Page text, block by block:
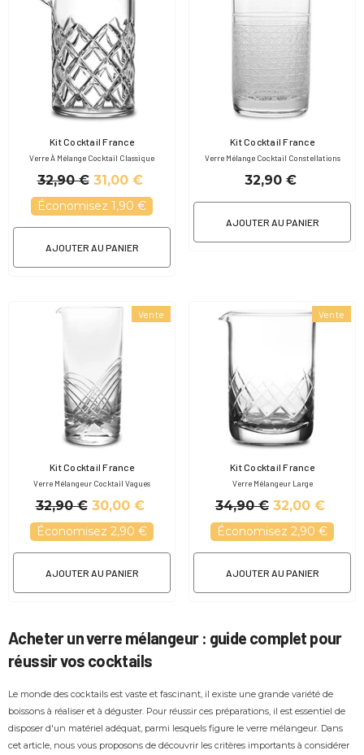
Fournisseur:Kit Cocktail France
Verre À Mélange Cocktail Classique
32,90 € 31,00 €
Économisez 1,90 €
AJOUTER AU PANIER
Fournisseur:Kit Cocktail France
Verre Mélange Cocktail Constellations
32,90 €
AJOUTER AU PANIER
Vente
Fournisseur:Kit Cocktail France
Verre Mélangeur Cocktail Vagues
32,90 € 30,00 €
Économisez 2,90 €
AJOUTER AU PANIER
Vente
Fournisseur:Kit Cocktail France
Verre Mélangeur Large
34,90 € 32,00 €
Économisez 2,90 €
AJOUTER AU PANIER
Acheter un verre mélangeur : guide complet pour
réussir vos cocktails
Le monde des cocktails est vaste et fascinant, il existe une grande variété de
boissons à réaliser et à déguster. Pour réussir ces préparations, il est essentiel de
disposer d'un matériel adéquat, parmi lesquels figure le verre mélangeur. Dans
cet article, nous vous proposons de découvrir les critères importants à considérer